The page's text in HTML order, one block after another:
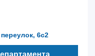
6с2